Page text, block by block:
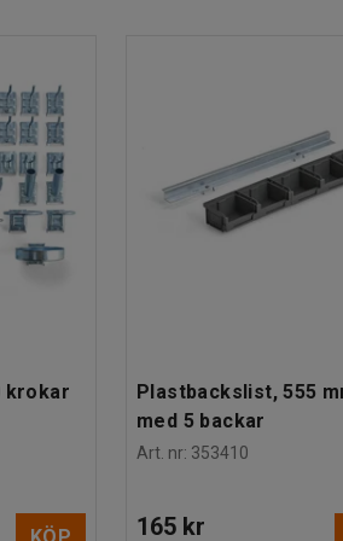
krokar
Plastbackslist, 555
med 5 backar
Art. nr: 353410
165 kr